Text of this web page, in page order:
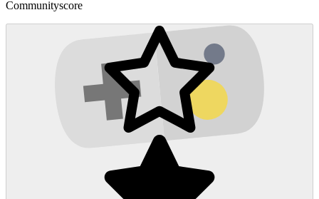
Communityscore